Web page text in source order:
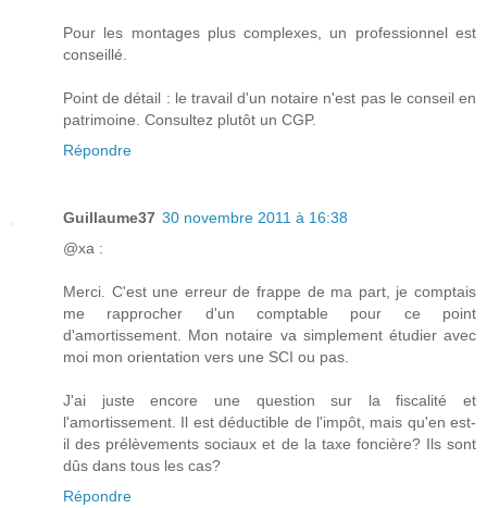
Pour les montages plus complexes, un professionnel est
conseillé.
Point de détail : le travail d'un notaire n'est pas le conseil en
patrimoine. Consultez plutôt un CGP.
Répondre
Guillaume37 30 novembre 2011 à 16:38
@xa :
Merci. C'est une erreur de frappe de ma part, je comptais
me rapprocher d'un comptable pour ce point
d'amortissement. Mon notaire va simplement étudier avec
moi mon orientation vers une SCI ou pas.
J'ai juste encore une question sur la fiscalité et
l'amortissement. Il est déductible de l'impôt, mais qu'en est-
il des prélèvements sociaux et de la taxe foncière? Ils sont
dûs dans tous les cas?
Répondre